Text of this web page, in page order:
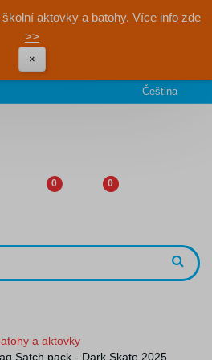
aktovky a batohy. Více info zde
>>
×
Čeština
0 0
a aktovky
Satch pack - Dark Skate 2025